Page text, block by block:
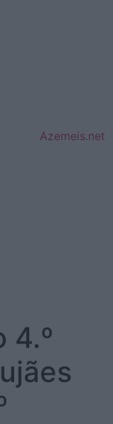
Azemeis.net
4.º